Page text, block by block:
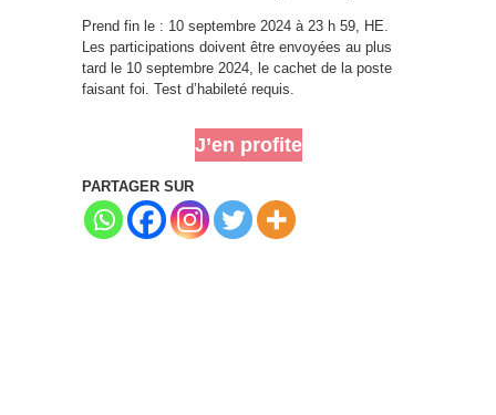
Prend fin le : 10 septembre 2024 à 23 h 59, HE.
Les participations doivent être envoyées au plus
tard le 10 septembre 2024, le cachet de la poste
faisant foi. Test d’habileté requis.
J’en profite
PARTAGER SUR